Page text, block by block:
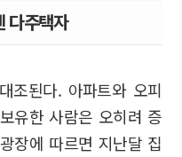
다주택자
조된다. 아파트와 오피
유한 사람은 오히려 증
장에 따르면 지난달 집